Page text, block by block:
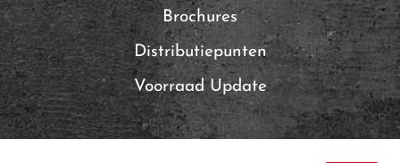
Brochures
Distributiepunten
Voorraad Update